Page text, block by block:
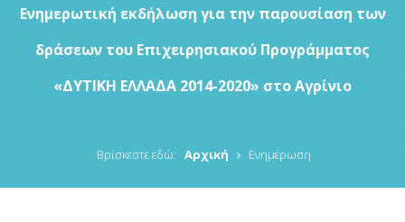
Ενημερωτική εκδήλωση για την παρουσίαση των
δράσεων του Επιχειρησιακού Προγράμματος
«ΔΥΤΙΚΗ ΕΛΛΑΔΑ 2014-2020» στο Αγρίνιο
Βρίσκεστε εδώ: Αρχική Ενημέρωση